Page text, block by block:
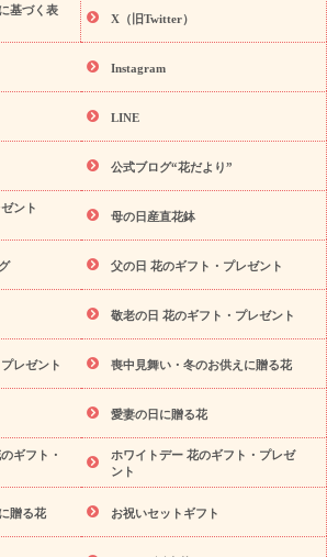
なんです」キャンペーン
ギフト 誕生日フラワーギフト特集
誕生
覧
ユリ トルコキキョウ
ウ)
9月の誕生花(リンドウ)
誕生日セッ
「きょう誕生日なんです」キャンペーン
祝いの花特集 当日配達特急便
お祝い商品
新築・引っ越し祝い
フト ペットのお祝いフラワー
日 お供え・お悔やみ
通夜・葬儀に贈る花
お供え お花とセッ
ザーブドフラワー
ペットのお供えフラワー
お祝い返し お見舞い
お取り
用 ご自宅用 観葉植物
ミディ胡蝶蘭
スタイルから探す
アレンジメント
お祝い お供え・お悔やみ 胡蝶蘭
胡蝶
・お祝い ミディ胡蝶蘭・お供え
物 観葉植物 産直多肉植物
プリザーブ
お供え・お悔やみ 花とセットギフト
ト（hanamore -ハナモア-）
花とみどり
ピットのeGfit カラー ピンク
お花の種類 バラ ユリ トルコキキョウ
基づく表
X（旧Twitter）
Instagram
LINE
公式ブログ“花だより”
ント
母の日産直花鉢
父の日 花のギフト・プレゼント
敬老の日 花のギフト・プレゼント
レゼント 喪中見舞い・冬のお供えに贈る花
愛妻の日に贈る花
ギフト・
ホワイトデー 花のギフト・プレゼ
ント
贈る花 お祝いセットギフト